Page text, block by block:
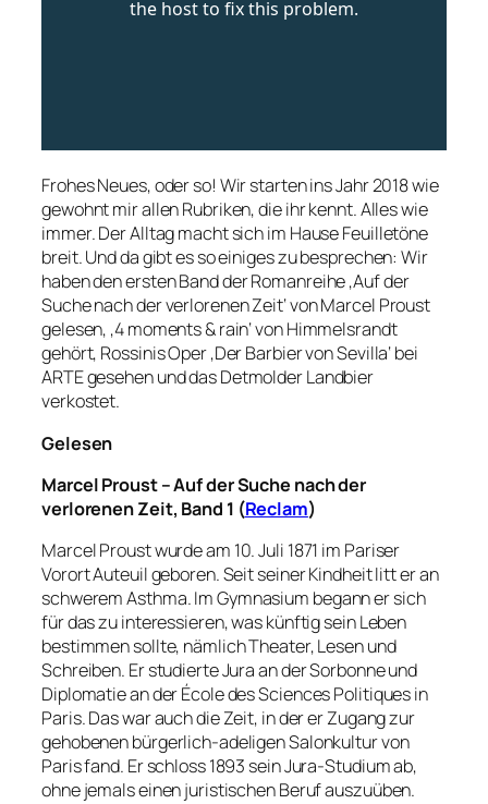
Frohes Neues, oder so! Wir starten ins Jahr 2018 wie
gewohnt mir allen Rubriken, die ihr kennt. Alles wie
immer. Der Alltag macht sich im Hause Feuilletöne
breit. Und da gibt es so einiges zu besprechen: Wir
haben den ersten Band der Romanreihe ‚Auf der
Suche nach der verlorenen Zeit‘ von Marcel Proust
gelesen, ‚4 moments & rain‘ von Himmelsrandt
gehört, Rossinis Oper ‚Der Barbier von Sevilla‘ bei
ARTE gesehen und das Detmolder Landbier
verkostet.
Gelesen
Marcel Proust – Auf der Suche nach der
verlorenen Zeit, Band 1 (Reclam)
Marcel Proust wurde am 10. Juli 1871 im Pariser
Vorort Auteuil geboren. Seit seiner Kindheit litt er an
schwerem Asthma. Im Gymnasium begann er sich
für das zu interessieren, was künftig sein Leben
bestimmen sollte, nämlich Theater, Lesen und
Schreiben. Er studierte Jura an der Sorbonne und
Diplomatie an der École des Sciences Politiques in
Paris. Das war auch die Zeit, in der er Zugang zur
gehobenen bürgerlich-adeligen Salonkultur von
Paris fand. Er schloss 1893 sein Jura-Studium ab,
ohne jemals einen juristischen Beruf auszuüben.